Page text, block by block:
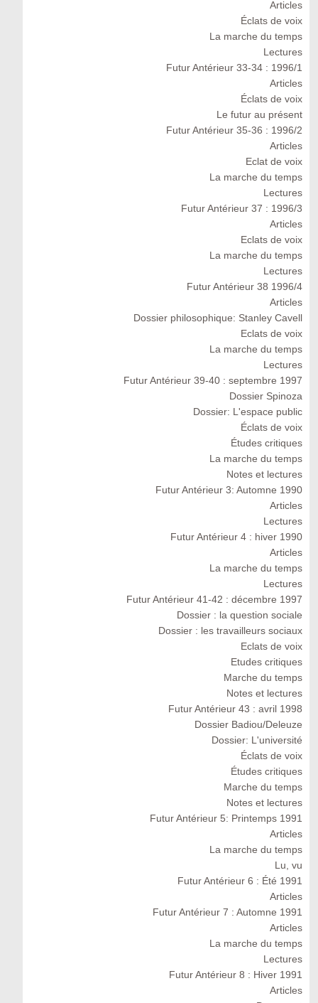
Articles
Éclats de voix
La marche du temps
Lectures
Futur Antérieur 33-34 : 1996/1
Articles
Éclats de voix
Le futur au présent
Futur Antérieur 35-36 : 1996/2
Articles
Eclat de voix
La marche du temps
Lectures
Futur Antérieur 37 : 1996/3
Articles
Eclats de voix
La marche du temps
Lectures
Futur Antérieur 38 1996/4
Articles
Dossier philosophique: Stanley Cavell
Eclats de voix
La marche du temps
Lectures
Futur Antérieur 39-40 : septembre 1997
Dossier Spinoza
Dossier: L'espace public
Éclats de voix
Études critiques
La marche du temps
Notes et lectures
Futur Antérieur 3: Automne 1990
Articles
Lectures
Futur Antérieur 4 : hiver 1990
Articles
La marche du temps
Lectures
Futur Antérieur 41-42 : décembre 1997
Dossier : la question sociale
Dossier : les travailleurs sociaux
Eclats de voix
Etudes critiques
Marche du temps
Notes et lectures
Futur Antérieur 43 : avril 1998
Dossier Badiou/Deleuze
Dossier: L'université
Éclats de voix
Études critiques
Marche du temps
Notes et lectures
Futur Antérieur 5: Printemps 1991
Articles
La marche du temps
Lu, vu
Futur Antérieur 6 : Été 1991
Articles
Futur Antérieur 7 : Automne 1991
Articles
La marche du temps
Lectures
Futur Antérieur 8 : Hiver 1991
Articles